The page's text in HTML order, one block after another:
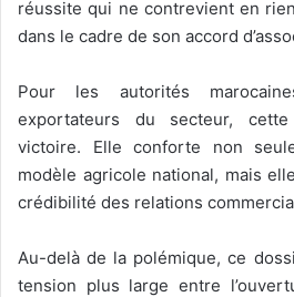
réussite qui ne contrevient en
dans le cadre de son accord
Pour les autorités
exportateurs du secteur,
victoire. Elle conforte non
modèle agricole national, mais
crédibilité des relations
Au-delà de la polémique, ce
tension plus large entre